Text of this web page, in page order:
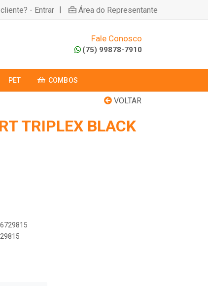
- Entrar | Área do Representante
Fale Conosco
(75) 99878-7910
PET COMBOS
VOLTAR
TRIPLEX BLACK